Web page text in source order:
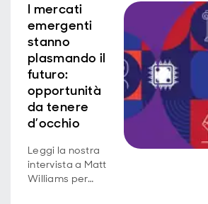
I mercati
emergenti
stanno
plasmando il
futuro:
opportunità
da tenere
d’occhio
Leggi la nostra
intervista a Matt
Williams per